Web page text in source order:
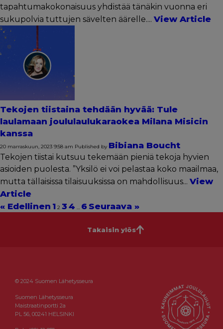
tapahtumakokonaisuus yhdistää tänäkin vuonna eri
sukupolvia tuttujen sävelten äärelle.... View Article
Tekojen tiistaina tehdään hyvää: Tule
laulamaan joululaulukaraokea Milana Misicin
kanssa
20 marraskuun, 2023 9:58 am Published by Bibiana Boucht
Tekojen tiistai kutsuu tekemään pieniä tekoja hyvien
asioiden puolesta. ”Yksilö ei voi pelastaa koko maailmaa,
mutta tällaisissa tilaisuuksissa on mahdollisuus... View
Article
« Edellinen 1 2 3 4 … 6 Seuraava »
Takaisin ylös
© 2024 Suomen Lähetysseura
Suomen Lähetysseura
Maistraatinportti 2a
PL 56, 00241 HELSINKI